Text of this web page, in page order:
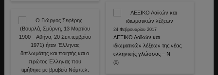
24 Φεβρουαρίου 2017
ΛΕΞΙΚΟ Λαϊκών και
ιδιωματικών λέξεων της νέας
ελληνικής γλώσσας – Ν
(0)